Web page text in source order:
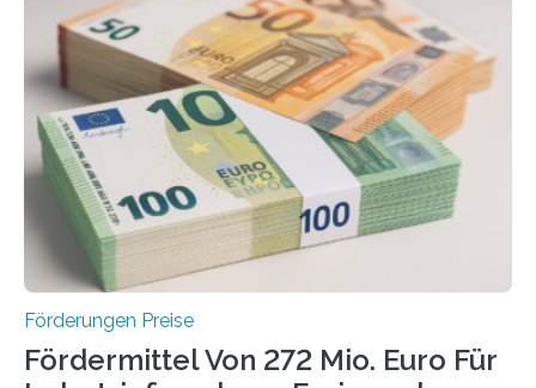
Förderungen Preise
Fördermittel Von 272 Mio. Euro Für